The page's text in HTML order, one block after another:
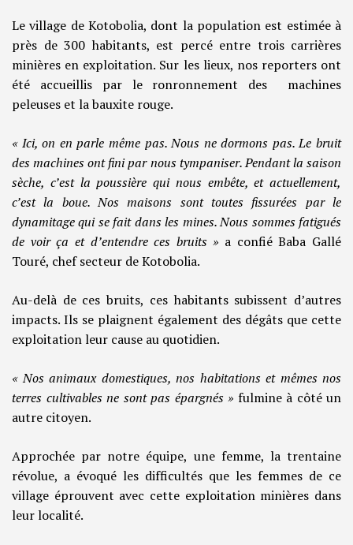
Le village de Kotobolia, dont la population est estimée à
près de 300 habitants, est percé entre trois carrières
minières en exploitation. Sur les lieux, nos reporters ont
été accueillis par le ronronnement des machines
peleuses et la bauxite rouge.
« Ici, on en parle même pas. Nous ne dormons pas. Le bruit
des machines ont fini par nous tympaniser. Pendant la saison
sèche, c’est la poussière qui nous embête, et actuellement,
c’est la boue. Nos maisons sont toutes fissurées par le
dynamitage qui se fait dans les mines. Nous sommes fatigués
de voir ça et d’entendre ces bruits » a confié Baba Gallé
Touré, chef secteur de Kotobolia.
Au-delà de ces bruits, ces habitants subissent d’autres
impacts. Ils se plaignent également des dégâts que cette
exploitation leur cause au quotidien.
« Nos animaux domestiques, nos habitations et mêmes nos
terres cultivables ne sont pas épargnés » fulmine à côté un
autre citoyen.
Approchée par notre équipe, une femme, la trentaine
révolue, a évoqué les difficultés que les femmes de ce
village éprouvent avec cette exploitation minières dans
leur localité.